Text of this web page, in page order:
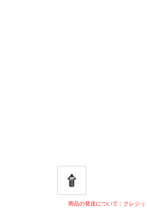
商品の発送について：クレジ